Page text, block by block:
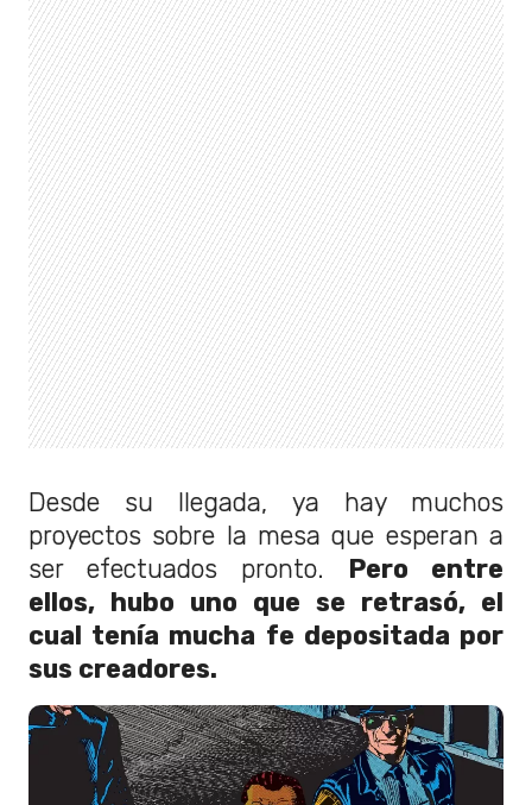
Desde su llegada, ya hay muchos
proyectos sobre la mesa que esperan a
ser efectuados pronto.
Pero entre
ellos, hubo uno que se retrasó, el
cual tenía mucha fe depositada por
sus creadores.